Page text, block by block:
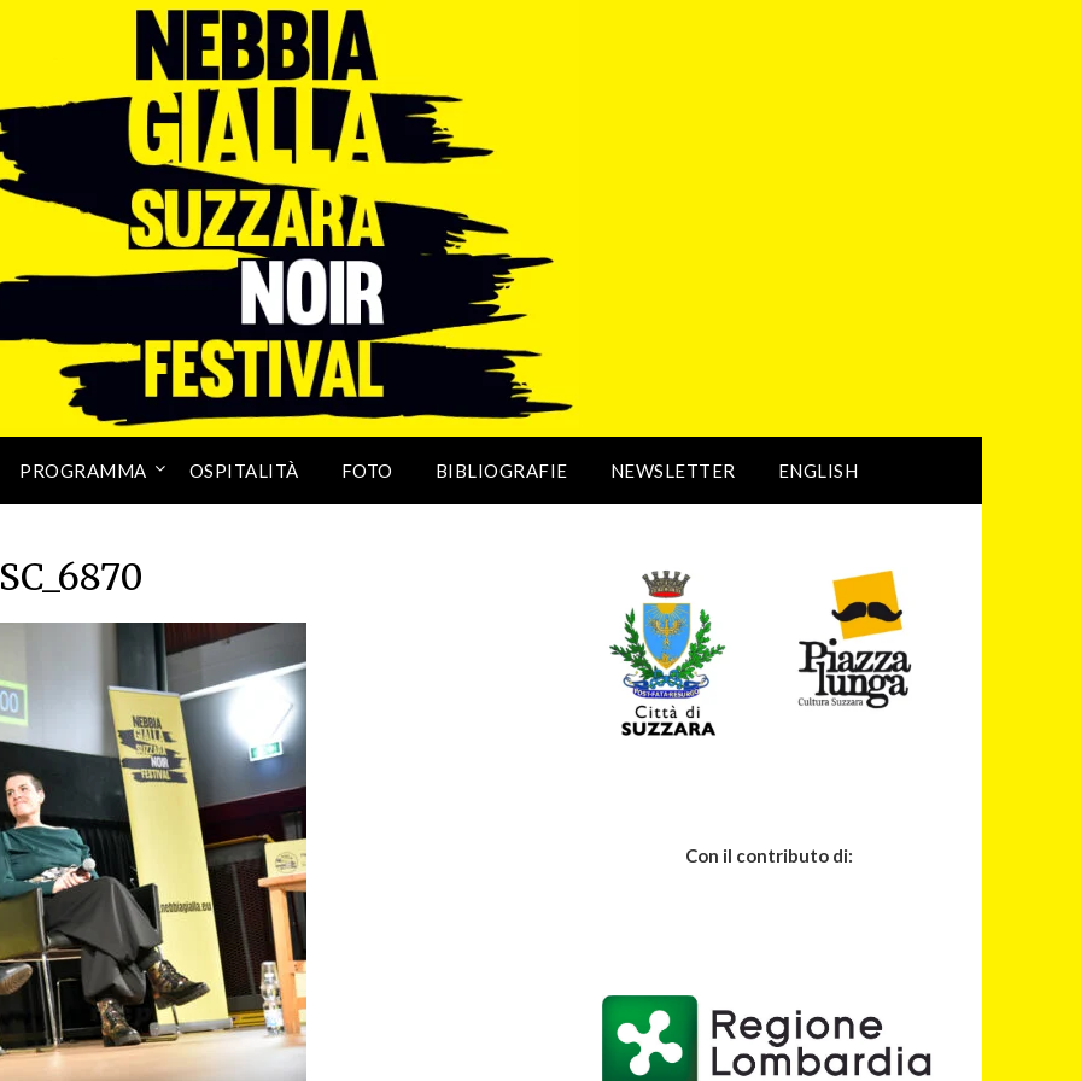
PROGRAMMA OSPITALITÀ FOTO BIBLIOGRAFIE NEWSLETTER ENGLISH
Con il contributo di: